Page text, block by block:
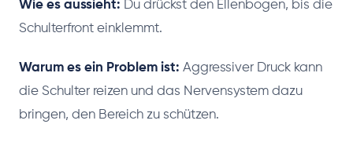
Wie es aussieht: Du drückst den Ellenbogen, bis die
Schulterfront einklemmt.
Warum es ein Problem ist: Aggressiver Druck kann
die Schulter reizen und das Nervensystem dazu
bringen, den Bereich zu schützen.